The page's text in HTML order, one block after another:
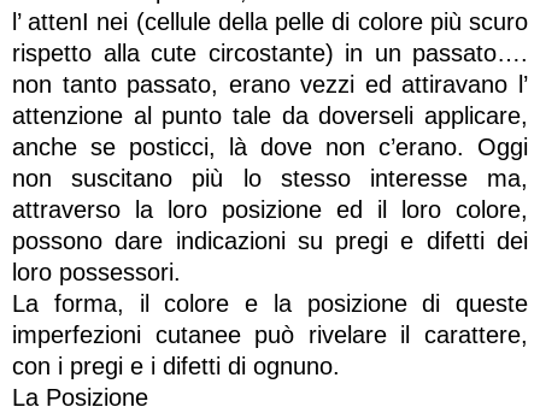
l’ attenI nei (cellule della pelle di colore più scuro
rispetto alla cute circostante) in un passato….
non tanto passato, erano vezzi ed attiravano l’
attenzione al punto tale da doverseli applicare,
anche se posticci, là dove non c’erano. Oggi
non suscitano più lo stesso interesse ma,
attraverso la loro posizione ed il loro colore,
possono dare indicazioni su pregi e difetti dei
loro possessori.
La forma, il colore e la posizione di queste
imperfezioni cutanee può rivelare il carattere,
con i pregi e i difetti di ognuno.
La Posizione